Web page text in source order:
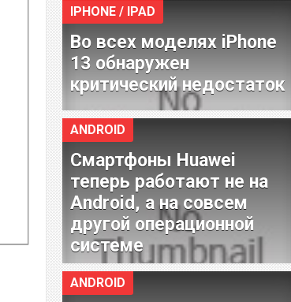
IPHONE / IPAD
Во всех моделях iPhone
13 обнаружен
критический недостаток
ANDROID
Смартфоны Huawei
теперь работают не на
Android, а на совсем
другой операционной
системе
ANDROID